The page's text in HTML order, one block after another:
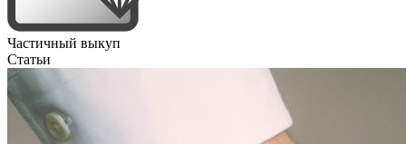
Частичный выкуп
Статьи